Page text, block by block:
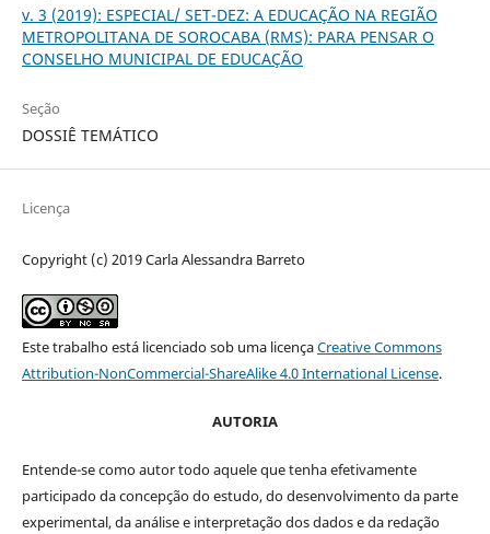
v. 3 (2019): ESPECIAL/ SET-DEZ: A EDUCAÇÃO NA REGIÃO
METROPOLITANA DE SOROCABA (RMS): PARA PENSAR O
CONSELHO MUNICIPAL DE EDUCAÇÃO
Seção
DOSSIÊ TEMÁTICO
Licença
Copyright (c) 2019 Carla Alessandra Barreto
Este trabalho está licenciado sob uma licençaCreative Commons
Attribution-NonCommercial-ShareAlike 4.0 International License.
AUTORIA
Entende-se como autor todo aquele que tenha efetivamente
participado da concepção do estudo, do desenvolvimento da parte
experimental, da análise e interpretação dos dados e da redação